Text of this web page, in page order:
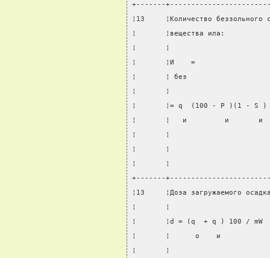
+-------
¦13     ¦Количество
¦       ¦вещества ила:
¦       ¦
¦       ¦И    =
¦       ¦ без
¦       ¦
¦       ¦= q  (100 - P )(1 - S ) /
¦       ¦   и         и
¦       ¦
¦       ¦
¦       ¦
+-------
¦13     ¦Доза загружаемого
¦       ¦
¦       ¦d = (q  + q ) 100 / mW
¦       ¦      o    и
¦       ¦